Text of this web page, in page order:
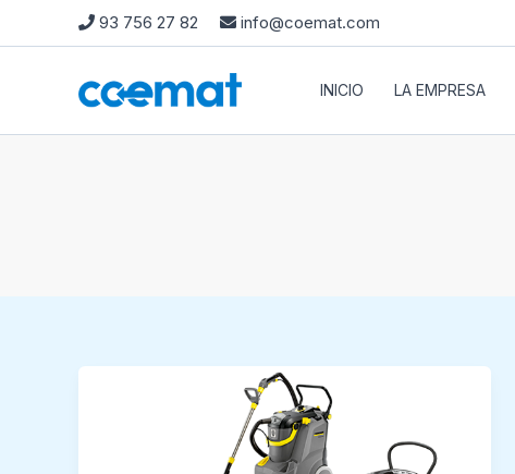
al
93 756 27 82 info@coemat.com
INICIO LA EMPRESA